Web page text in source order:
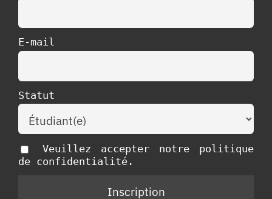
E-mail
Statut
Veuillez accepter notre politique
de confidentialité.